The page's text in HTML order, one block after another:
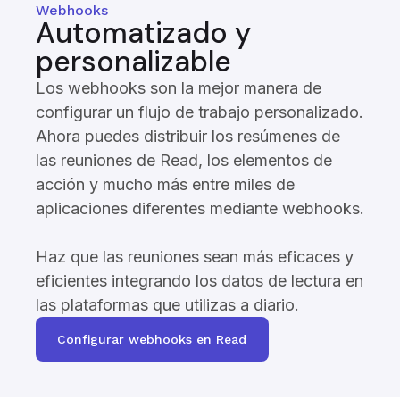
Webhooks
Automatizado y
personalizable
Los webhooks son la mejor manera de
configurar un flujo de trabajo personalizado.
Ahora puedes distribuir los resúmenes de
las reuniones de Read, los elementos de
acción y mucho más entre miles de
aplicaciones diferentes mediante webhooks.
Haz que las reuniones sean más eficaces y
eficientes integrando los datos de lectura en
las plataformas que utilizas a diario.
Configurar webhooks en Read